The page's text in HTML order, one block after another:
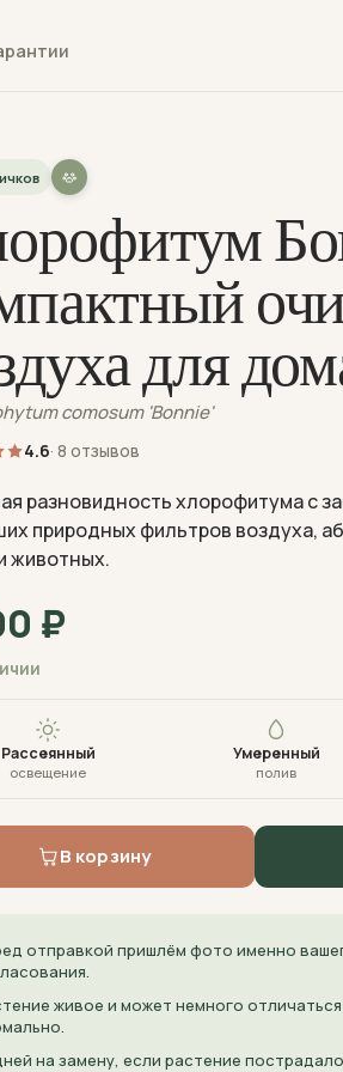
для
comosum 'Bonnie'
4.6· 8 отзывов
разновидность хлорофитума с
природных фильтров воздуха,
животных.
₽
Рассеянный
освещение
Умеренный
полив
В корзину
отправкой пришлём фото именно
живое и может немного
на замену, если растение